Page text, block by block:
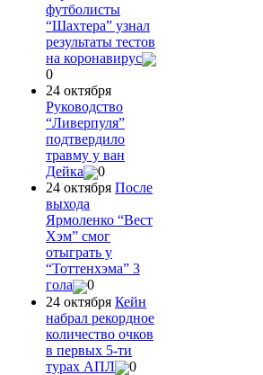
футболисты
“Шахтера” узнал
результаты тестов
на коронавирус
0
24 октября
Руководство
“Ливерпуля”
подтвердило
травму у ван
Дейка
0
24 октября После
выхода
Ярмоленко “Вест
Хэм” смог
отыграть у
“Тоттенхэма” 3
гола
0
24 октября Кейн
набрал рекордное
количество очков
в первых 5-ти
турах АПЛ
0